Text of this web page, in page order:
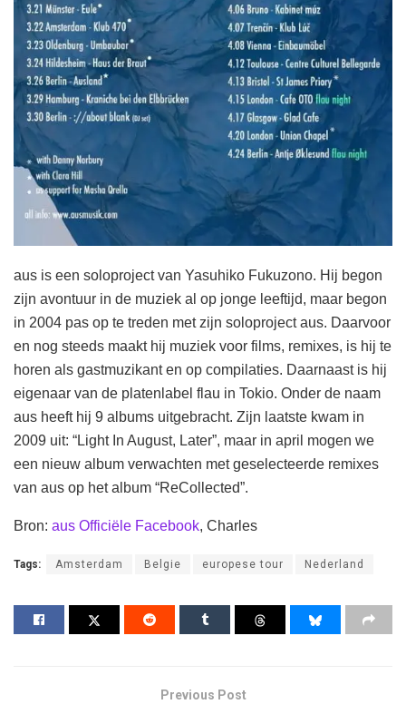
aus is een soloproject van Yasuhiko Fukuzono. Hij begon
zijn avontuur in de muziek al op jonge leeftijd, maar begon
in 2004 pas op te treden met zijn soloproject aus. Daarvoor
en nog steeds maakt hij muziek voor films, remixes, is hij te
horen als gastmuzikant en op compilaties. Daarnaast is hij
eigenaar van de platenlabel flau in Tokio. Onder de naam
aus heeft hij 9 albums uitgebracht. Zijn laatste kwam in
2009 uit: “Light In August, Later”, maar in april mogen we
een nieuw album verwachten met geselecteerde remixes
van aus op het album “ReCollected”.
Bron: aus Officiële Facebook, Charles
Tags: Amsterdam Belgie europese tour Nederland
Previous Post